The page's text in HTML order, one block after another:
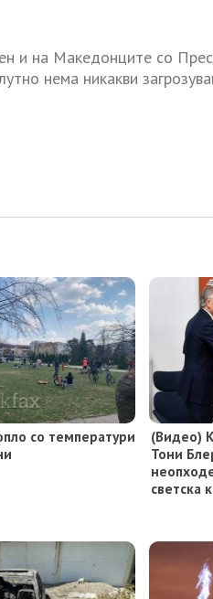
и на Македонците со
нема никакви
со температури
(Видео)
Тони
светска